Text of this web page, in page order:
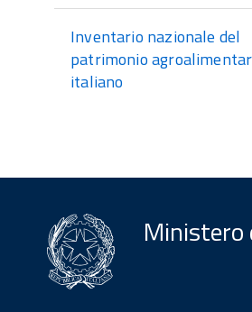
Inventario nazionale del
patrimonio
italiano
Ministero